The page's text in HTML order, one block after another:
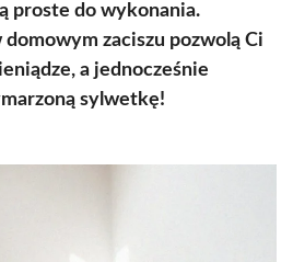
proste do wykonania.
zaciszu pozwolą Ci
a jednocześnie
sylwetkę!